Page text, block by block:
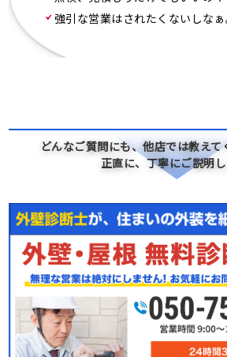
強引な営業はされたくないしなぁ
どんなご質問にも、他店では教え
正直に、丁寧にご説明